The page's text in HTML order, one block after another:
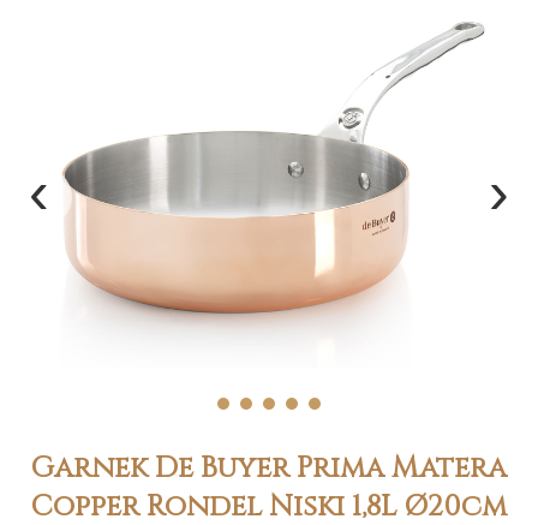
‹ ›
1 2 3 4 5
Garnek De Buyer Prima Matera
Copper Rondel Niski 1,8L Ø20cm